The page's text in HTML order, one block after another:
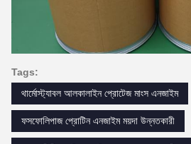
Tags:
থার্মোস্ট্যাবল আলকালাইন প্রোটেজ মাংস এনজাইম
ফসফোলিপাজ প্রোটিন এনজাইম ময়দা উন্নতকারী